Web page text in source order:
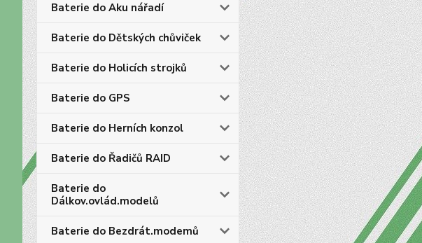
Baterie do Aku nářadí
Baterie do Dětských chůviček
Baterie do Holicích strojků
Baterie do GPS
Baterie do Herních konzol
Baterie do Řadičů RAID
Baterie do
Dálkov.ovlád.modelů
Baterie do Bezdrát.modemů